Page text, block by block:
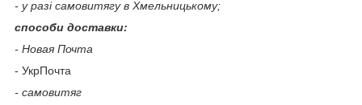
- у разі самовитягу в Хмельницькому;
способи доставки:
- Новая Почта
- УкрПочта
- самовитяг